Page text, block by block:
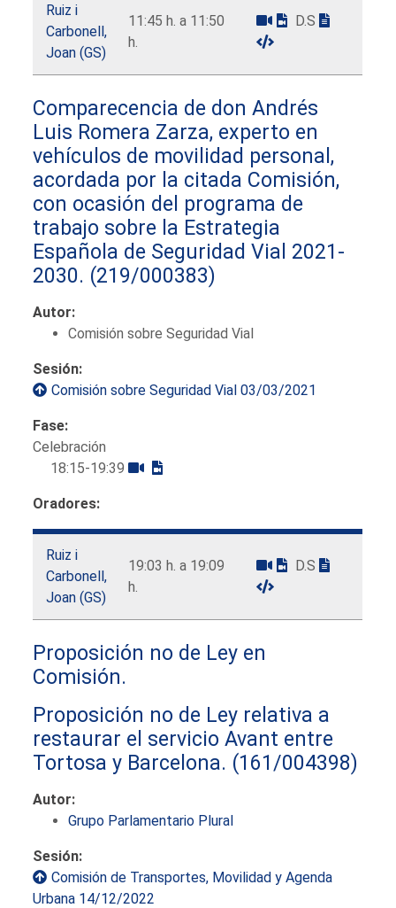
Ruiz i
Carbonell,
Joan (GS)
11:45 h. a 11:50
h.
D.S
Comparecencia de don Andrés
Luis Romera Zarza, experto en
vehículos de movilidad personal,
acordada por la citada Comisión,
con ocasión del programa de
trabajo sobre la Estrategia
Española de Seguridad Vial 2021-
2030. (219/000383)
Autor:
Comisión sobre Seguridad Vial
Sesión:
Comisión sobre Seguridad Vial 03/03/2021
Fase:
Celebración
18:15-19:39
Oradores:
Ruiz i
Carbonell,
Joan (GS)
19:03 h. a 19:09
h.
D.S
Proposición no de Ley en
Comisión.
Proposición no de Ley relativa a
restaurar el servicio Avant entre
Tortosa y Barcelona. (161/004398)
Autor:
Grupo Parlamentario Plural
Sesión:
Comisión de Transportes, Movilidad y Agenda
Urbana 14/12/2022